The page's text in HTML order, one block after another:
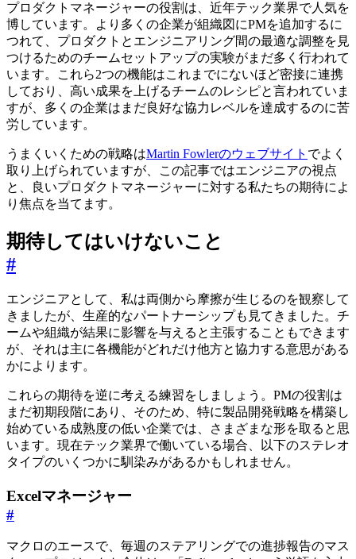
プロダクトマネージャーの役割は、近年テック業界で人気を
博しています。より多くの企業が組織図にPMを追加するに
つれて、プロダクトとエンジニアリング間の最適な調整を見
つけるためのチームセットアップの実験がまだ多く行われて
います。これら2つの機能はこれまでにないほど密接に連携
しており、高い成果を上げるチームのレシピと言われていま
すが、多くの企業はまだ良好な協力レベルを達成するのに苦
労しています。
うまくいくための戦略はMartin Fowlerのウェブサイト でよく
取り上げられていますが、この記事ではエンジニアの視点
と、良いプロダクトマネージャーに対する私たちの期待によ
り焦点を当てます。
期待してはいけないこと
#
エンジニアとして、私は両側から摩擦が生じるのを観察して
きましたが、生産的なパートナーシップも見てきました。チ
ームや組織が結果に影響を与えると主張することもできます
が、それは主に各機能がどれだけ他方と協力する意思がある
かによります。
これらの期待を逆に考える練習をしましょう。PMの役割は
まだ初期段階にあり、そのため、特に製品開発戦略を構築し
始めている成熟度の低い企業では、さまざまな形を取ると思
います。現在テック業界で働いている場合、以下のステレオ
タイプのいくつかに馴染みがあるかもしれません。
Excelマネージャー
#
マクロのエースで、毎週のステアリングでの進捗報告のマス